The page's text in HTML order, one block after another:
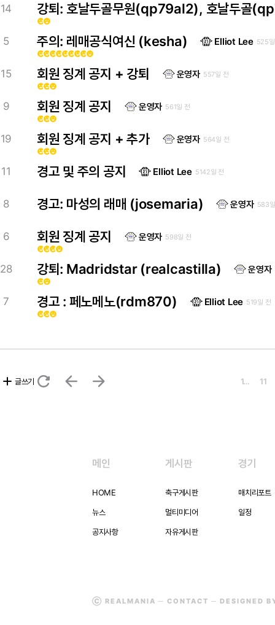
14
emoji_emotionsemoji_emotions
강퇴: 호날두골무원(qp79al2), 호날두골
5
emoji_emotionsemoji_emotionsemoji_emotionsemoji_emotionsemoji_emotionsemoji_emotionsemoji_emotionsemoji_emotionsemoji_emotions
주의: 레매공식여신 (kesha) Elliot Lee 525
15
emoji_emotionsemoji_emotionsemoji_emotions
회원 징계 공지 + 강퇴 운영자 557일 전
9
emoji_emotionsemoji_emotionsemoji_emotions
회원 징계 공지 운영자 561일 전
19
emoji_emotionsemoji_emotionsemoji_emotions
회원 징계 공지 + 추가 운영자 564일 전
11 경고 및 주의 공지 Elliot Lee 5142일 전
8 경고: 마성의 래매 (josemaria) 운영자 583
6
emoji_emotionsemoji_emotionsemoji_emotionsemoji_emotions
회원 징계 공지 운영자 598일 전
28
emoji_emotionsemoji_emotions
강퇴: Madridstar (realcastilla) 운영자
7
emoji_emotionsemoji_emotionsemoji_emotions
경고 : 페노메노(rdm870) Elliot Lee 519일 전
add 글쓰기 refresh arrow_back arrow_forward 1… 11
메인
HOME
뉴스
공지사항
게시판
축구게시판
멀티미디어
자유게시판
경기
매치리포트
일정
Ⓒ REALMANIA ─ CONTACT ─ DESIGNED